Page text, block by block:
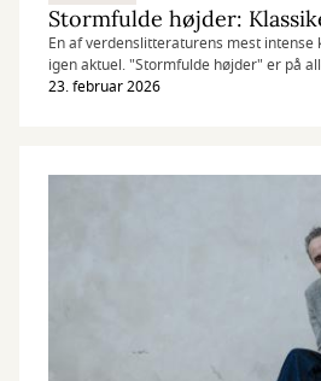
En af verdenslitteraturens mest
igen aktuel. "Stormfulde højder" er på
med den nye filmatisering.
23. februar 2026